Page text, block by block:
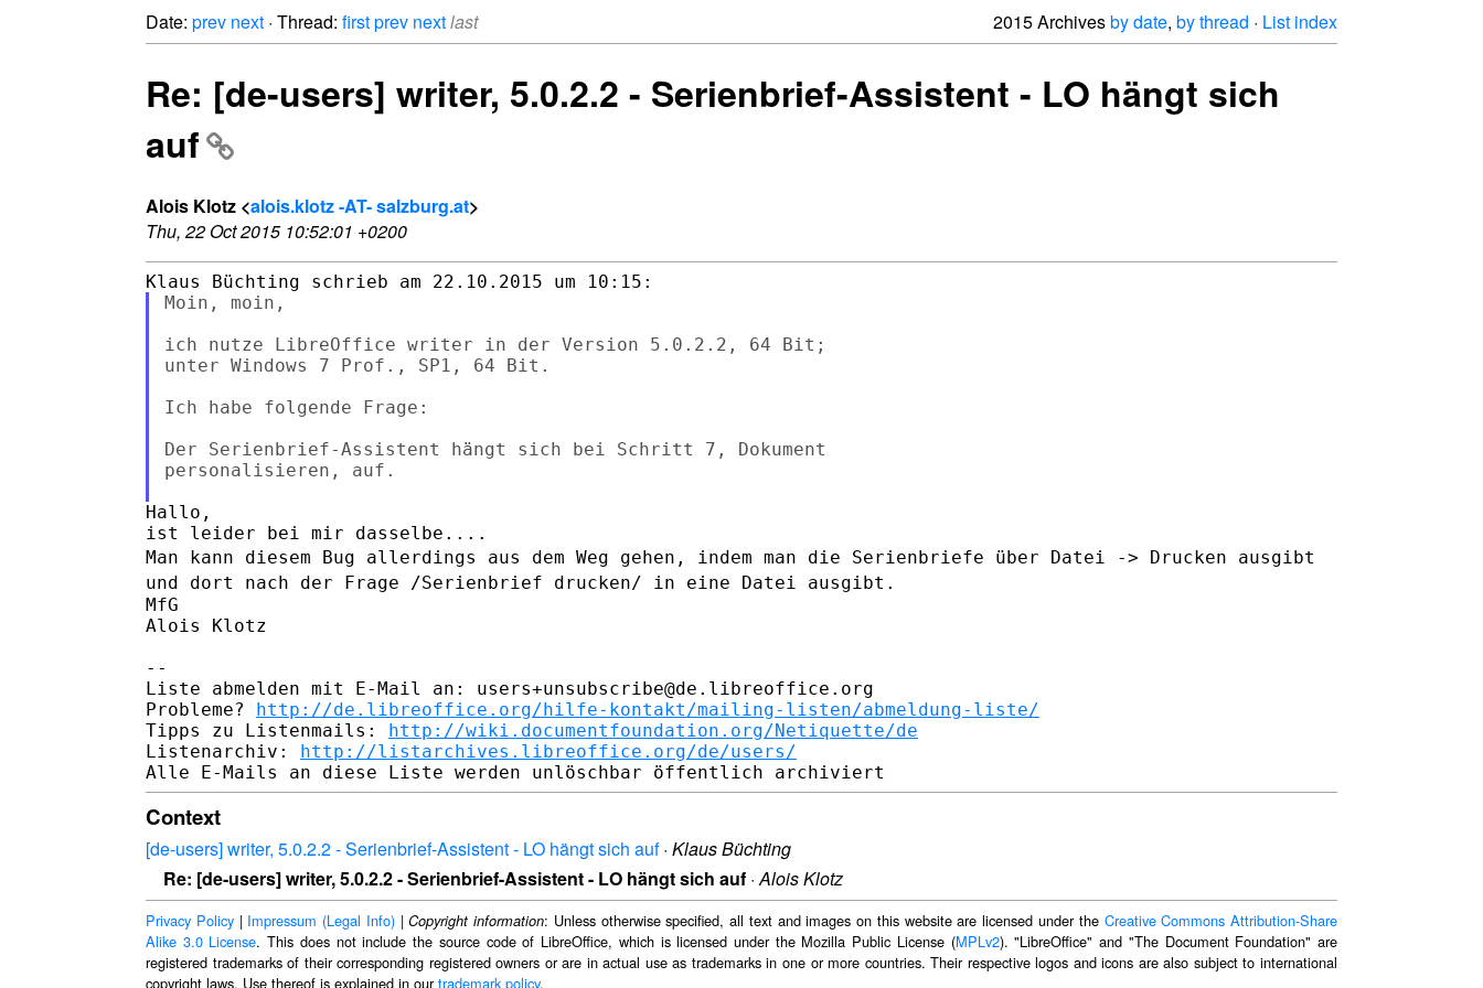
Date: prev next · Thread: firstprev nextlast 2015 Archivesby date, by thread · List index
Re: [de-users] writer, 5.0.2.2 - Serienbrief-Assistent - LO hängt sich
auf
Alois Klotz <alois.klotz -AT- salzburg.at>
Thu, 22 Oct 2015 10:52:01 +0200
Moin, moin,
ich nutze LibreOffice writer in der Version 5.0.2.2, 64 Bit;
unter Windows 7 Prof., SP1, 64 Bit.
Ich habe folgende Frage:
Der Serienbrief-Assistent hängt sich bei Schritt 7, Dokument
personalisieren, auf.
Hallo,
Man kann diesem Bug allerdings aus dem Weg gehen, indem man die Serienbriefe über Datei -> Drucken ausgibt
und dort nach der Frage /Serienbrief drucken/ in eine Datei ausgibt.
MfG
Alois Klotz
--
Liste abmelden mit E-Mail an: users+unsubscribe@de.libreoffice.org
Probleme? http://de.libreoffice.org/hilfe-kontakt/mailing-listen/abmeldung-liste/
Tipps zu Listenmails: http://wiki.documentfoundation.org/Netiquette/de
Listenarchiv: http://listarchives.libreoffice.org/de/users/
Context
[de-users] writer, 5.0.2.2 - Serienbrief-Assistent - LO hängt sich auf· Klaus Büchting
Re: [de-users] writer, 5.0.2.2 - Serienbrief-Assistent - LO hängt sich auf ·Alois Klotz
Privacy Policy| Impressum (Legal Info)|Copyright information: Unless otherwise specified, all text and images on this website are licensed under the Creative Commons Attribution-Share
Alike 3.0 License. This does not include the source code of LibreOffice, which is licensed under the Mozilla Public License (MPLv2). "LibreOffice" and "The Document Foundation" are
registered trademarks of their corresponding registered owners or are in actual use as trademarks in one or more countries. Their respective logos and icons are also subject to international
copyright laws. Use thereof is explained in ourtrademark policy.